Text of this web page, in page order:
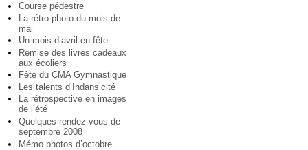
Course pédestre
La rétro photo du mois de
mai
Un mois d’avril en fête
Remise des livres cadeaux
aux écoliers
Fête du CMA Gymnastique
Les talents d’Indans’cité
La rétrospective en images
de l’été
Quelques rendez-vous de
septembre 2008
Mémo photos d’octobre